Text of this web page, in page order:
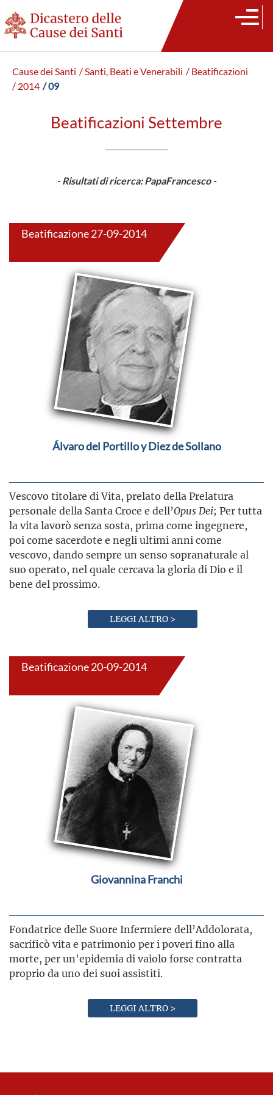
Cause dei Santi / Santi, Beati e Venerabili / Beatificazioni
/ 2014 / 09
Beatificazioni Settembre
- Risultati di ricerca: PapaFrancesco -
Beatificazione 27-09-2014
Álvaro del Portillo y Diez de Sollano
Vescovo titolare di Vita, prelato della Prelatura
personale della Santa Croce e dell’Opus Dei; Per tutta
la vita lavorò senza sosta, prima come ingegnere,
poi come sacerdote e negli ultimi anni come
vescovo, dando sempre un senso sopranaturale al
suo operato, nel quale cercava la gloria di Dio e il
bene del prossimo.
LEGGI ALTRO >
Beatificazione 20-09-2014
Giovannina Franchi
Fondatrice delle Suore Infermiere dell’Addolorata,
sacrificò vita e patrimonio per i poveri fino alla
morte, per un'epidemia di vaiolo forse contratta
proprio da uno dei suoi assistiti.
LEGGI ALTRO >